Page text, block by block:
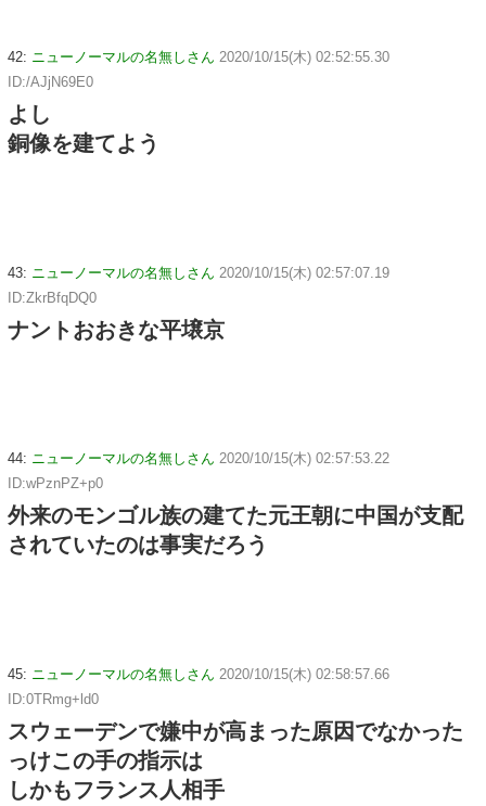
42: ニューノーマルの名無しさん 2020/10/15(木) 02:52:55.30
ID:/AJjN69E0
よし
銅像を建てよう
43: ニューノーマルの名無しさん 2020/10/15(木) 02:57:07.19
ID:ZkrBfqDQ0
ナントおおきな平壌京
44: ニューノーマルの名無しさん 2020/10/15(木) 02:57:53.22
ID:wPznPZ+p0
外来のモンゴル族の建てた元王朝に中国が支配
されていたのは事実だろう
45: ニューノーマルの名無しさん 2020/10/15(木) 02:58:57.66
ID:0TRmg+ld0
スウェーデンで嫌中が高まった原因でなかった
っけこの手の指示は
しかもフランス人相手